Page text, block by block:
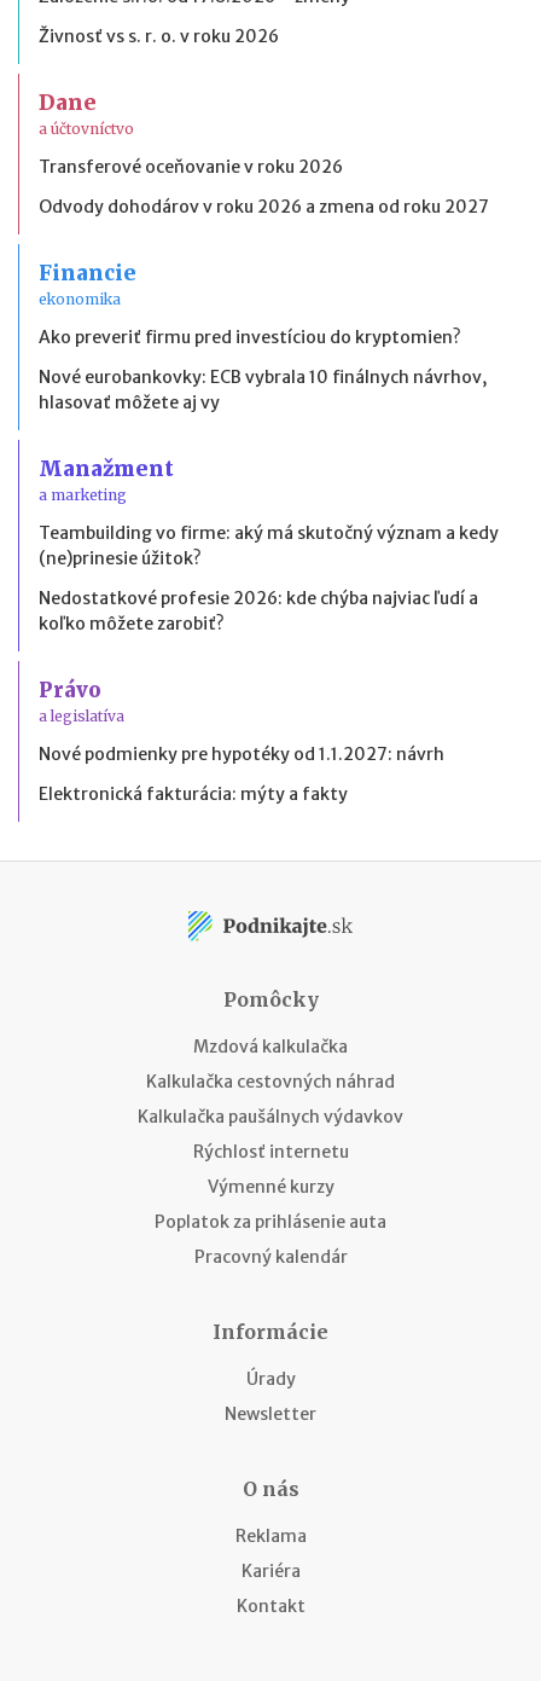
Živnosť vs s. r. o. v roku 2026
Dane
a účtovníctvo
Transferové oceňovanie v roku 2026
Odvody dohodárov v roku 2026 a zmena od roku 2027
Financie
ekonomika
Ako preveriť firmu pred investíciou do kryptomien?
Nové eurobankovky: ECB vybrala 10 finálnych návrhov,
hlasovať môžete aj vy
Manažment
a marketing
Teambuilding vo firme: aký má skutočný význam a kedy
(ne)prinesie úžitok?
Nedostatkové profesie 2026: kde chýba najviac ľudí a
koľko môžete zarobiť?
Právo
a legislatíva
Nové podmienky pre hypotéky od 1.1.2027: návrh
Elektronická fakturácia: mýty a fakty
Pomôcky
Mzdová kalkulačka
Kalkulačka cestovných náhrad
Kalkulačka paušálnych výdavkov
Rýchlosť internetu
Výmenné kurzy
Poplatok za prihlásenie auta
Pracovný kalendár
Informácie
Úrady
Newsletter
O nás
Reklama
Kariéra
Kontakt